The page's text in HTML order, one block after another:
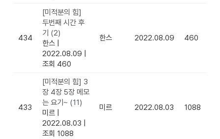
434
[미적분의 힘]
두번째 시간 후
기 (2)
한스
2022.08.09
조회 460
한스 2022.08.09 460
433
[미적분의 힘] 3
장 4장 5장 메모
는 요기~ (11)
미르
2022.08.03
조회 1088
미르 2022.08.03 1088